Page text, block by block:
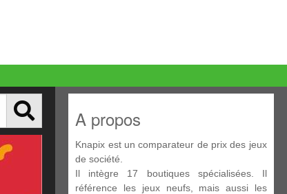
A propos
Knapix est un comparateur de prix des jeux
de société.
Il intègre 17 boutiques spécialisées. Il
référence les jeux neufs, mais aussi les